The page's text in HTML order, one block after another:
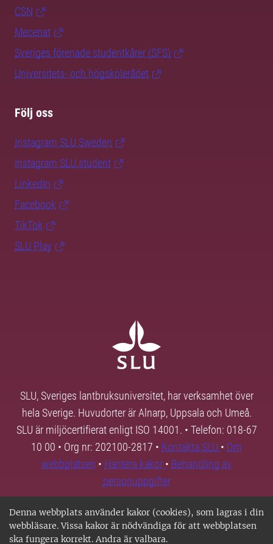
Denna webbplats använder kakor (cookies), som lagras i din
webbläsare. Vissa kakor är nödvändiga för att webbplatsen
ska fungera korrekt. Andra är valbara.
CSN
Mecenat
Sveriges förenade studentkårer (SFS)
Universitets- och högskolerådet
Följ oss
Instagram SLU.Sweden
Instagram SLU.student
LinkedIn
Facebook
TikTok
SLU Play
SLU, Sveriges lantbruksuniversitet, har verksamhet över
hela Sverige. Huvudorter är Alnarp, Uppsala och Umeå.
SLU är miljöcertifierat enligt ISO 14001. • Telefon: 018-67
10 00 • Org nr: 202100-2817 • Kontakta SLU • Om
webbplatsen • Hantera kakor • Behandling av
personuppgifter